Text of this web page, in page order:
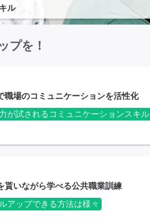
ル
プを！
職場のコミュニケーションを活性化
が試されるコミュニケーションスキル
貰いながら学べる公共職業訓練
アップできる方法は様々